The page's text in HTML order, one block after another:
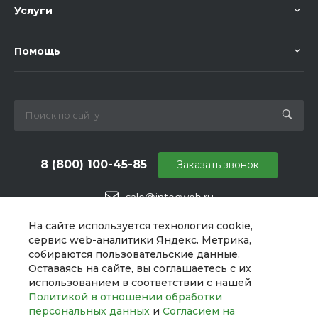
На сайте используется технология cookie,
сервис web-аналитики Яндекс. Метрика,
собираются пользовательские данные.
Оставаясь на сайте, вы соглашаетесь с их
использованием в соответствии с нашей
Политикой в отношении обработки
персональных данных и Согласием на
Услуги
Помощь
sale@intecweb.ru
8 (800) 100-45-85
г. Челябинск, ул. Свободы, д. 93, оф. 6
Заказать звонок